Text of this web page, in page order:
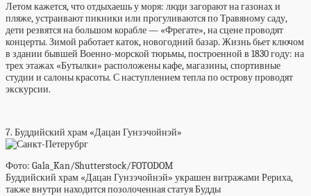
Летом кажется, что отдыхаешь у моря: люди загорают на газонах и
пляже, устраивают пикники или прогуливаются по Травяному саду,
дети резвятся на большом корабле — «Фрегате», на сцене проводят
концерты. Зимой работает каток, новогодний базар. Жизнь бьет ключом
в здании бывшей Военно-морской тюрьмы, построенной в 1830 году: на
трех этажах «Бутылки» расположены кафе, магазины, спортивные
студии и салоны красоты. С наступлением тепла по острову проводят
экскурсии.
7. Буддийский храм «Дацан Гунзэчойнэй»
Фото: Gala_Kan/Shutterstock/FOTODOM
Буддийский храм «Дацан Гунзэчойнэй» украшен витражами Рериха,
также внутри находится позолоченная статуя Будды